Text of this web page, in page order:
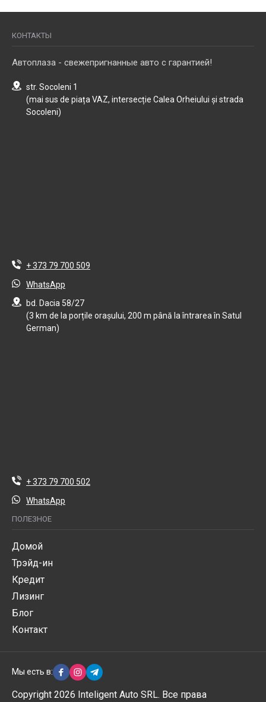
КОНТАКТЫ
Автоплаза - свежепригнанные авто с гарантией!
str. Socoleni 1
(mai sus de piața VAZ, intersecție Calea Orheiului și strada
Socoleni)
+ 373 79 700 509
WhatsApp
bd. Dacia 58/27
(3 km de la porțile orașului, 200 m până la întrarea în Satul
German)
+ 373 79 700 502
WhatsApp
ПОЛЕЗНОЕ
Домой
Трэйд-ин
Кредит
Лизинг
Блог
Контакт
Мы есть в:
Copyright 2026 Inteligent Auto SRL. Все права